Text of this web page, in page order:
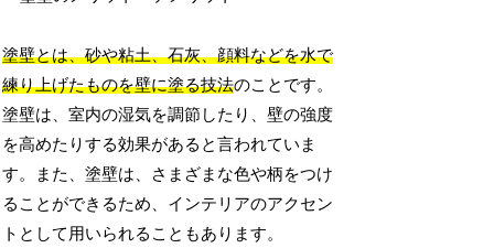
塗壁とは、砂や粘土、石灰、顔料などを水で
練り上げたものを壁に塗る技法のことです。
塗壁は、室内の湿気を調節したり、壁の強度
を高めたりする効果があると言われていま
す。また、塗壁は、さまざまな色や柄をつけ
ることができるため、インテリアのアクセン
トとして用いられることもあります。